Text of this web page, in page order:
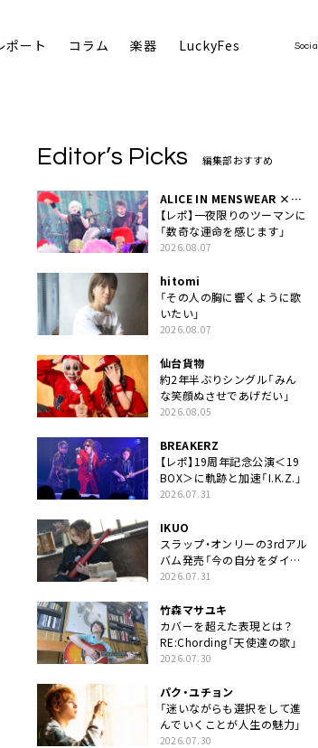
ポート コラム 楽器 LuckyFes Social
Editor’s Picks 編集部おすすめ
ALICE IN MENSWEAR ×
MASCHERA
【レポ】一夜限りのツーマンに
「数奇な運命を感じます」
2026.08.07
hitomi
「その人の胸に響くように歌
いたい」
2026.08.07
仙台貨物
約2年半ぶりシングル「みん
な笑顔ぬさせであげだい」
2026.08.05
BREAKERZ
【レポ】19周年記念公演＜19
BOX＞に軌跡と加速「I.K.Z.」
2026.07.31
IKUO
スラップ・オンリーの3rdアル
バム発売「今の自分をダイレ
クトに」
2026.07.31
竹森マサユキ
カバーを超えた表現とは？
RE:Chording「天使達の歌」
2026.07.30
パク・ユチョン
「迷いながらも選択をして進
んでいくことが人生の魅力」
2026.07.30